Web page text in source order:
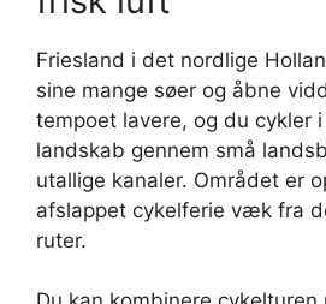
Friesland i det nordlige
sine mange søer og åbne
tempoet lavere, og du cykler
landskab gennem små
utallige kanaler. Området er
afslappet cykelferie væk fra
ruter.